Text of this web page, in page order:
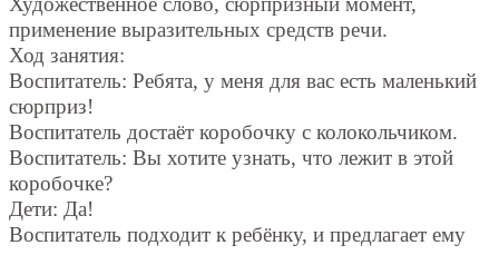
применение выразительных средств речи.
Ход занятия:
Воспитатель: Ребята, у меня для вас есть маленький
сюрприз!
Воспитатель достаёт коробочку с колокольчиком.
Воспитатель: Вы хотите узнать, что лежит в этой
коробочке?
Дети: Да!
Воспитатель подходит к ребёнку, и предлагает ему